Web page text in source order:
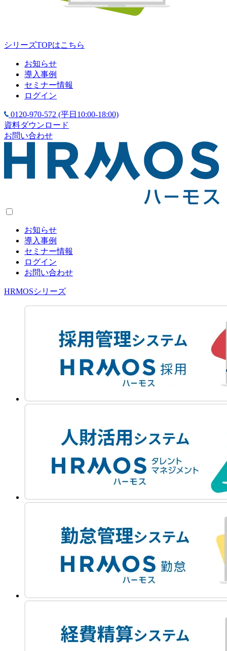
シリーズTOPはこちら
お知らせ
導入事例
セミナー情報
ログイン
0120-970-572 (平日10:00-18:00)
資料ダウンロード
お問い合わせ
お知らせ
導入事例
セミナー情報
ログイン
お問い合わせ
HRMOSシリーズ